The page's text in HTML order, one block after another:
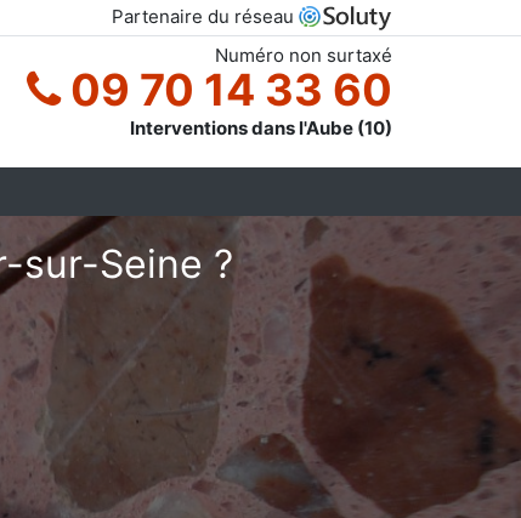
Partenaire du réseau
Numéro non surtaxé
09 70 14 33 60
Interventions dans l'Aube (10)
sur-Seine ?